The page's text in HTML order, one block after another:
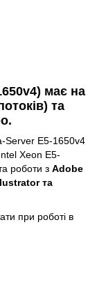
має на
та
Server E5-1650v4
Xeon E5-
роботи з Adobe
та
при роботі в